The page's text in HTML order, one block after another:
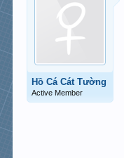
Hồ Cá Cát Tường
Active Member